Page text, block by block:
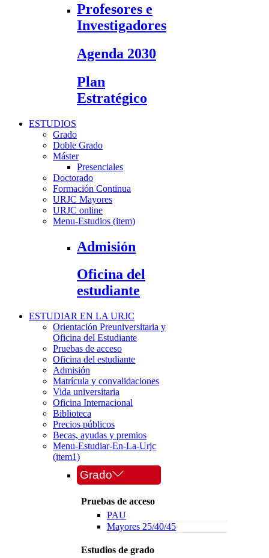
Profesores e
Investigadores
Agenda 2030
Plan
Estratégico
ESTUDIOS
Grado
Doble Grado
Máster
Presenciales
Doctorado
Formación Continua
URJC Mayores
URJC online
Menu-Estudios (item)
Admisión
Oficina del
estudiante
ESTUDIAR EN LA URJC
Orientación Preuniversitaria y
Oficina del Estudiante
Pruebas de acceso
Oficina del estudiante
Admisión
Matrícula y convalidaciones
Vida universitaria
Oficina Internacional
Biblioteca
Precios públicos
Becas, ayudas y premios
Menu-Estudiar-En-La-Urjc
(item1)
Grado
Pruebas de acceso
PAU
Mayores 25/40/45
Estudios de grado